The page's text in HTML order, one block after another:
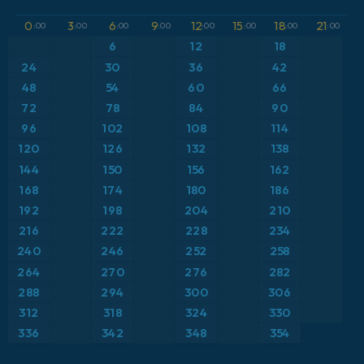
ICON Alemania 2 km
Caribe
Escandinavia
Estados Unidos
Europa
Francia
Grecia
Anomalía de temperatura a 2 m
Anomalía de temperatura a 850 hPa
Precipitación, nubes y presión
Presión
Temperatura a 2 m
Temperatura a 500 hPa
Temperatura a 850 hPa
0 :00 3:00 6:00 9:00 12:00 15 :00 18:00 21:00
6 12 18
24 30 36
42
48
54 60 66
72 78 84 90
96 102 108 114
120 126 132
138
144
150 156
162
168
174 180
186
192
198 204 210
216 222 228 234
240 246 252
258
264
270 276
282
288
294 300
306
312
318 324 330
336 342 348 354